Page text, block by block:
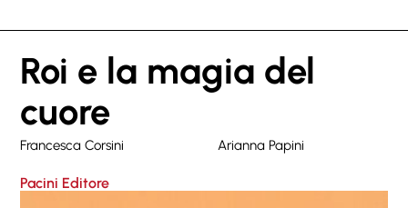
Roi e la magia del
cuore
Francesca Corsini Arianna Papini
Pacini Editore